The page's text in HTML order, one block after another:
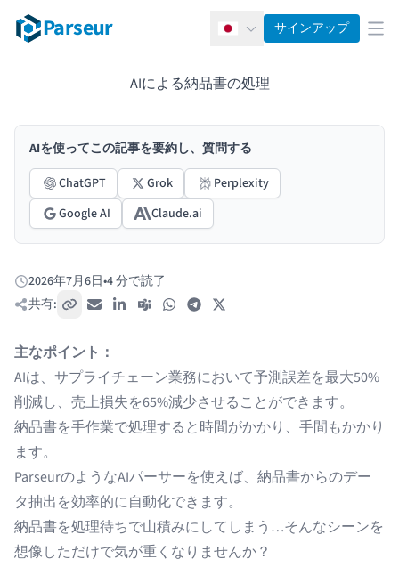
Parseur 日本語サインアップ メ
AIによる納品書の処理
AIを使ってこの記事を要約し、質問する
ChatGPT
Grok
Perplexity
Google AI
Claude.ai
公開日:
2026年7月6日•4 分で読了
共有:
リンクをコピー
メールLinkedIn
Teams WhatsAppTelegram
主なポイント：
AIは、サプライチェーン業務において予測誤差を最大50%
削減し、売上損失を65%減少させることができます。
納品書を手作業で処理すると時間がかかり、手間もかかり
ます。
ParseurのようなAIパーサーを使えば、納品書からのデー
タ抽出を効率的に自動化できます。
納品書を処理待ちで山積みにしてしまう…そんなシーンを
想像しただけで気が重くなりませんか？